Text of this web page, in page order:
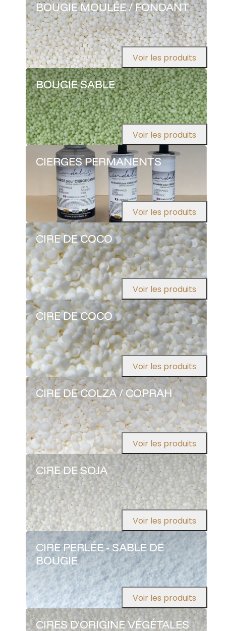
BOUGIE MOULÉE / FONDANT
Voir les produits
BOUGIE SABLE
Voir les produits
CIERGES PERMANENTS
Voir les produits
CIRE DE COCO
Voir les produits
CIRE DE COCO
Voir les produits
CIRE DE COLZA / COPRAH
Voir les produits
CIRE DE SOJA
Voir les produits
CIRE PERLÉE - SABLE DE
BOUGIE
Voir les produits
CIRES D'ORIGINE VÉGÉTALES